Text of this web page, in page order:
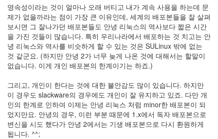
영속성이라는 것이 얼마나 오래 버티고 내가 계속 사용을 하는데 문
제가 없을까라는 점이 가장 큰 이유인데, 세계의 배포본들을 잘 살펴
보시면 그 잘나가던 배포본들도 안녕 리눅스의 역사보다 짧은 시간
을 가진 것들이 많습니다. 특히 우리나라에서 배포하는 것 치고는 안
녕 리눅스와 역사를 비슷하게 할 수 있는 것은 SULinux 밖에 없는
것 같군요. (하지만 안녕 2가 너무 늦게 나온 것에 대해서는 할말이
없습니다. 이게 개인 배포본의 한계이기는 하죠.)
그리고, 개인이 한다는 것에 대한 불안감도 많이 있습니다. 하지만
이 경우도 slackware의 경우에도 개인이 잘 유지하고 있죠. 다만 개
인의 한계로 인하여 이제는 안녕 리눅스 처럼 minor한 배포본이 되
었지만요. 안녕의 경우, 이런 부분 때문에 1.x에서 독자 배포본으로
변신을 시도 했다가 안녕 2에서는 기생 배포본으로 다시 환원하게
됩니다. ^^;
고
일
지
3
Tech
143
안
리
눅
스
42
프
로